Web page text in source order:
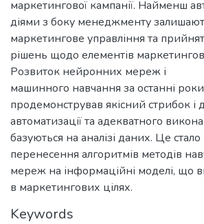
маркетингової кампанії. Найменш
діями з боку менеджменту
маркетингове управління та
рішень щодо елементів
Розвиток нейронних мереж і
машинного навчання за останні роки
продемонстрував якісний стрибок і
автоматизації та адекватного
базуються на аналізі даних. Це
перенесення алгоритмів методів
мереж на інформаційні моделі, що
в маркетингових цілях.
Keywords